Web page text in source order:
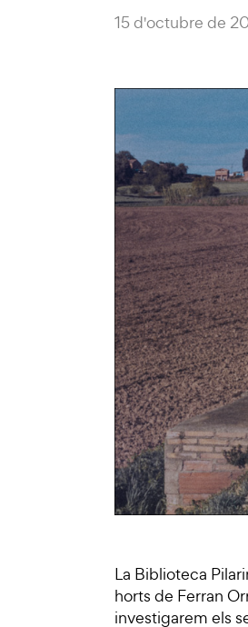
15 d'octubre de
La Biblioteca
horts de Ferran
investigarem els